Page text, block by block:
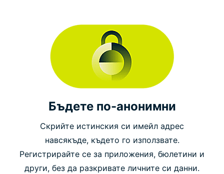
Бъдете по-анонимни
Скрийте истинския си имейл адрес
навсякъде, където го използвате.
Регистрирайте се за приложения, бюлетини и
други, без да разкривате личните си данни.